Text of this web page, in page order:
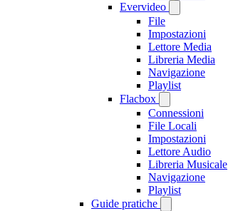
Evervideo
File
Impostazioni
Lettore Media
Libreria Media
Navigazione
Playlist
Flacbox
Connessioni
File Locali
Impostazioni
Lettore Audio
Libreria Musicale
Navigazione
Playlist
Guide pratiche